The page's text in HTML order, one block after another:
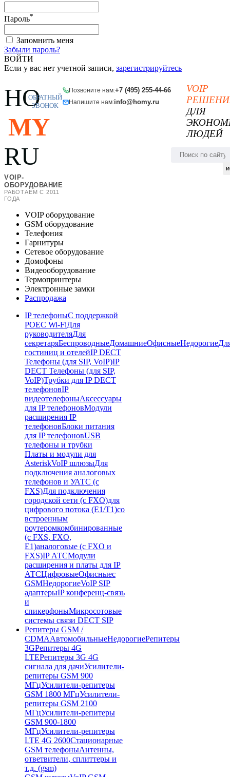
Пароль*
Запомнить меня
Забыли пароль?
ВОЙТИ
Если у вас нет учетной записи, зарегистрируйтесь
HO
MY
RU
VOIP-
ОБОРУДОВАНИЕ
РАБОТАЕМ С 2011
ГОДА
Позвоните нам:+7 (495) 255-44-66
Напишите нам:info@homy.ru
ОБРАТНЫЙ
ЗВОНОК
VOIP
ДЛЯ
ЛЮДЕЙ
VOIP оборудование
GSM оборудование
Телефония
Гарнитуры
Сетевое оборудование
Домофоны
Видеооборудование
Термопринтеры
Электронные замки
Распродажа
IP телефоныС поддержкой
POEC Wi-FiДля
руководителяДля
секретаряБеспроводныеДомашниеОфисныеНедорогие
гостиниц и отелейIP DECT
Телефоны (для SIP, VoIP)IP
DECT Телефоны (для SIP,
VoIP)Трубки для IP DECT
телефоновIP
видеотелефоныАксессуары
для IP телефоновМодули
расширения IP
телефоновБлоки питания
для IP телефоновUSB
телефоны и трубки
Платы и модули для
AsteriskVoIP шлюзыДля
подключения аналоговых
телефонов и УАТС (с
FXS)Для подключения
городской сети (с FXO)для
цифрового потока (E1/T1)со
встроенным
роутеромкомбинированные
(c FXS, FXO,
E1)аналоговые (с FXO и
FXS)IP АТСМодули
расширения и платы для IP
АТСЦифровыеОфисныес
GSMНедорогиеVoIP SIP
адаптерыIP конференц-связь
и
спикерфоныМикросотовые
системы связи DECT SIP
Репитеры GSM /
CDMAАвтомобильныеНедорогиеРепитеры
3GРепитеры 4G
LTEРепитеры 3G 4G
сигнала для дачиУсилители-
репитеры GSM 900
МГцУсилители-репитеры
GSM 1800 МГцУсилители-
репитеры GSM 2100
МГцУсилители-репитеры
GSM 900-1800
МГцУсилители-репитеры
LTE 4G 2600Стационарные
GSM телефоныАнтенны,
ответвители, сплиттеры и
т.д. (gsm)